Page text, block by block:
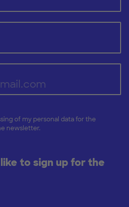
of my personal data for the
newsletter.
to sign up for the